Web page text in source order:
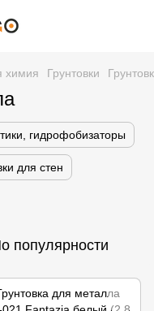
химия Грунтовки
гидрофобизаторы
для стен
популярности